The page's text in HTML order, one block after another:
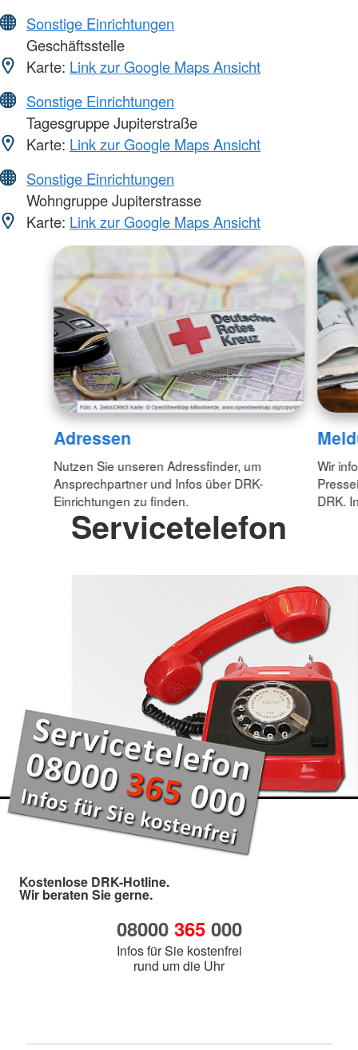
Sonstige Einrichtungen
Geschäftsstelle
Karte: Link zur Google Maps Ansicht
Sonstige Einrichtungen
Tagesgruppe Jupiterstraße
Karte: Link zur Google Maps Ansicht
Sonstige Einrichtungen
Wohngruppe Jupiterstrasse
Karte: Link zur Google Maps Ansicht
Adressen
Nutzen Sie unseren Adressfinder, um
Ansprechpartner und Infos über DRK-
Einrichtungen zu finden.
Wir
DRK.
Servicetelefon
Kostenlose DRK-Hotline.
Wir beraten Sie gerne.
08000 365000
Infos für Sie kostenfrei
rund um die Uhr